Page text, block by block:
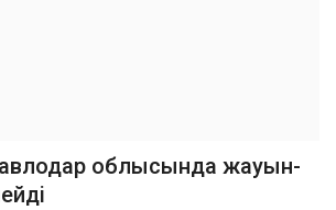
облысында жауын-